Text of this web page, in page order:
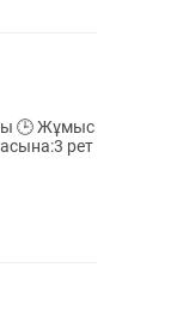
🕒 Жұмыс
рет